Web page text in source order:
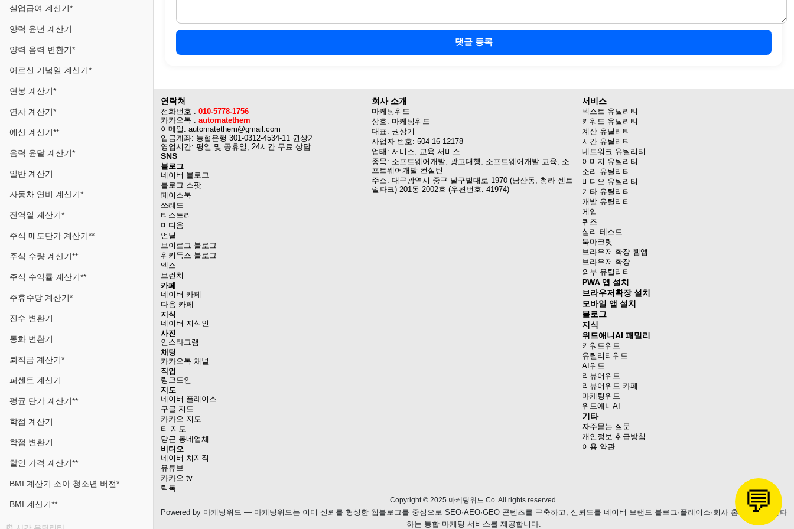
실업급여 계산기*
양력 윤년 계산기
양력 음력 변환기*
어르신 기념일 계산기*
연봉 계산기*
연차 계산기*
예산 계산기**
음력 윤달 계산기*
일반 계산기
자동차 연비 계산기*
전역일 계산기*
주식 매도단가 계산기**
주식 수량 계산기**
주식 수익률 계산기**
주휴수당 계산기*
진수 변환기
통화 변환기
퇴직금 계산기*
퍼센트 계산기
평균 단가 계산기**
학점 계산기
학점 변환기
할인 가격 계산기**
BMI 계산기 소아 청소년 버전*
BMI 계산기**
댓글 등록
💬
연락처
전화번호 : 010-5778-1756
카카오톡 : automatethem
이메일: automatethem@gmail.com
입금계좌: 농협은행 301-0312-4534-11 권상기
영업시간: 평일 및 공휴일, 24시간 무료 상담
SNS
블로그
네이버 블로그
블로그 스팟
페이스북
쓰레드
티스토리
미디움
언틸
브이로그 블로그
위키독스 블로그
엑스
브런치
카페
네이버 카페
다음 카페
지식
네이버 지식인
사진
인스타그램
채팅
카카오톡 채널
직업
링크드인
지도
네이버 플레이스
구글 지도
카카오 지도
티 지도
당근 동네업체
비디오
네이버 치지직
유튜브
카카오 tv
틱톡
회사 소개
마케팅위드
상호: 마케팅위드
대표: 권상기
사업자 번호: 504-16-12178
업태: 서비스, 교육 서비스
종목: 소프트웨어개발, 광고대행, 소프트웨어개발 교육, 소
프트웨어개발 컨설틴
주소: 대구광역시 중구 달구벌대로 1970 (남산동, 청라 센트
럴파크) 201동 2002호 (우편번호: 41974)
서비스
텍스트 유틸리티
키워드 유틸리티
계산 유틸리티
시간 유틸리티
네트워크 유틸리티
이미지 유틸리티
소리 유틸리티
비디오 유틸리티
기타 유틸리티
개발 유틸리티
게임
퀴즈
심리 테스트
북마크릿
브라우저 확장 웹앱
브라우저 확장
외부 유틸리티
PWA 앱 설치
브라우저확장 설치
모바일 앱 설치
블로그
지식
위드애니AI 패밀리
키워드위드
유틸리티위드
AI위드
리뷰어위드
리뷰어위드 카페
마케팅위드
위드애니AI
기타
자주묻는 질문
개인정보 취급방침
이용 약관
Copyright © 2025 마케팅위드 Co. All rights reserved.
Powered by 마케팅위드 — 마케팅위드는 이미 신뢰를 형성한 웹블로그를 중심으로 SEO·AEO·GEO 콘텐츠를 구축하고, 신뢰도를 네이버 브랜드 블로그·플레이스·회사 홈페이지로 전파
하는 통합 마케팅 서비스를 제공합니다.